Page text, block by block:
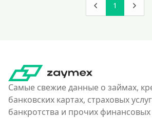
1
Самые свежие данные о займах,
банковских картах, страховых
банкротства и прочих